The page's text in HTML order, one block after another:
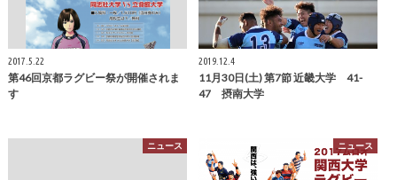
2017.5.22
第46回京都ラグビー祭が開催されま
す
2019.12.4
11月30日(土) 第7節 近畿大学 41-
47 摂南大学
ニュース ニュース